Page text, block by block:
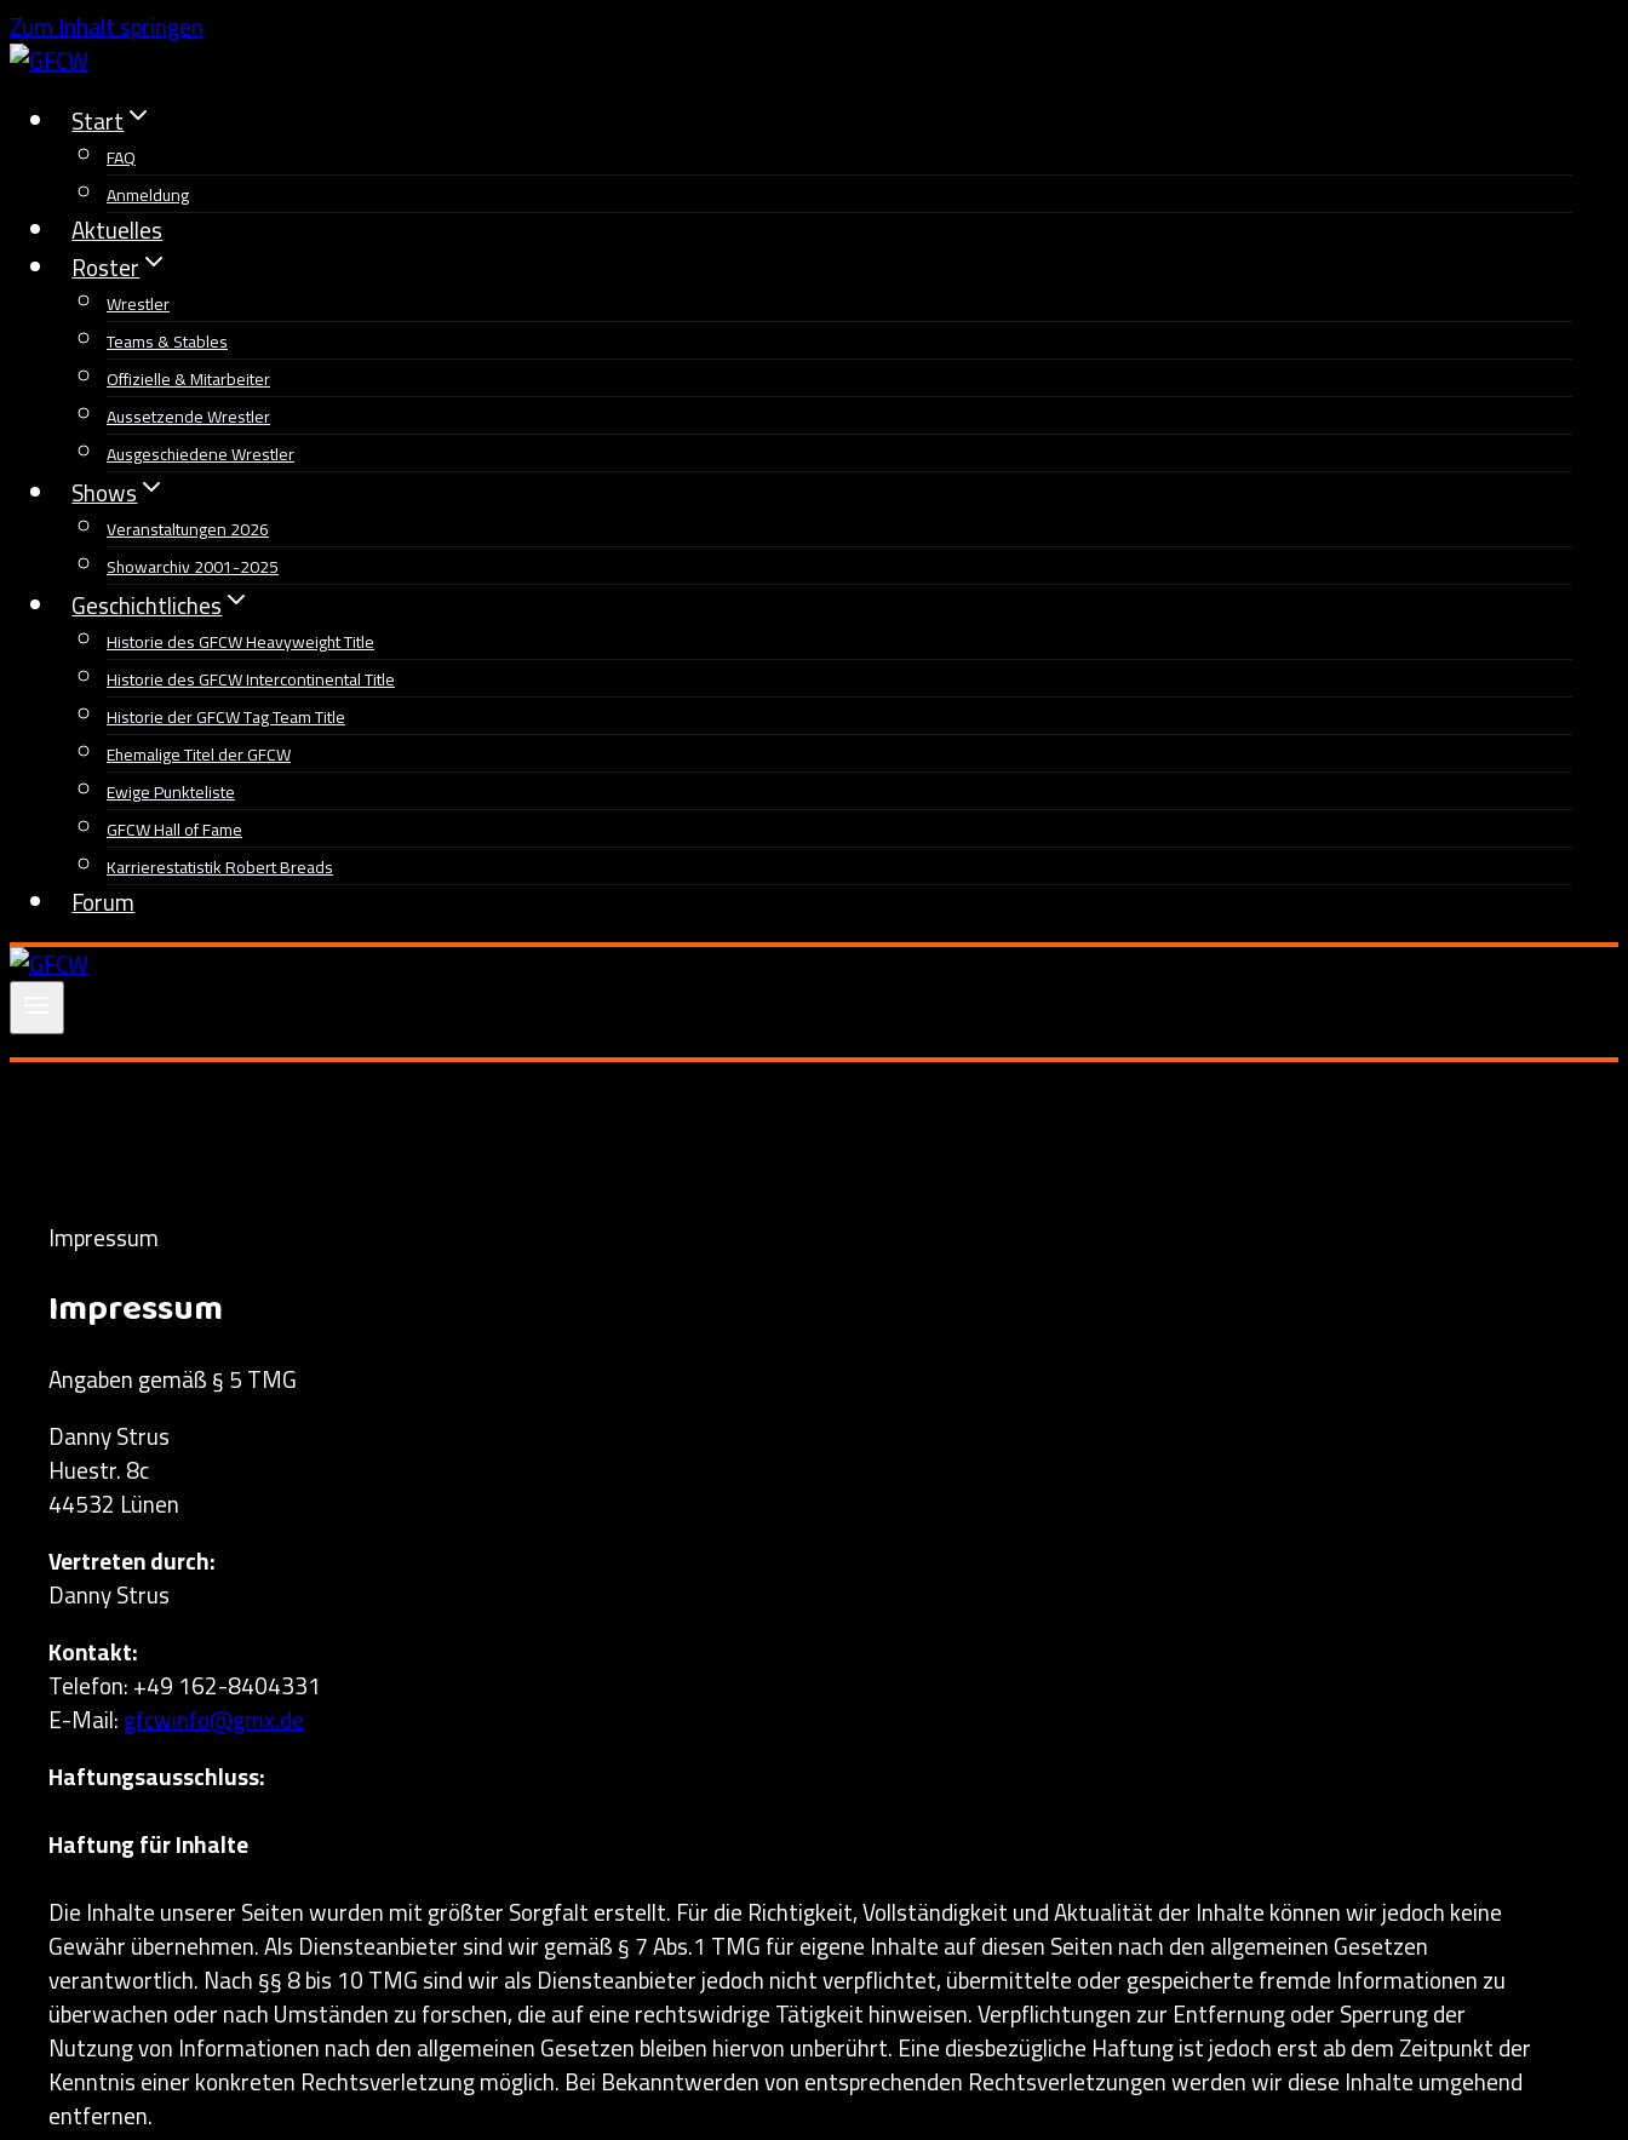
Zum Inhalt springen
Start
FAQ
Anmeldung
Aktuelles
Roster
Wrestler
Teams & Stables
Offizielle & Mitarbeiter
Aussetzende Wrestler
Ausgeschiedene Wrestler
Shows
Veranstaltungen 2026
Showarchiv 2001-2025
Geschichtliches
Historie des GFCW Heavyweight Title
Historie des GFCW Intercontinental Title
Historie der GFCW Tag Team Title
Ehemalige Titel der GFCW
Ewige Punkteliste
GFCW Hall of Fame
Karrierestatistik Robert Breads
Forum
Impressum
Impressum
Angaben gemäß § 5 TMG
Danny Strus
Huestr. 8c
44532 Lünen
Vertreten durch:
Danny Strus
Kontakt:
Telefon: +49 162-8404331
E-Mail:gfcwinfo@gmx.de
Haftungsausschluss:
Haftung für Inhalte
Die Inhalte unserer Seiten wurden mit größter Sorgfalt erstellt. Für die Richtigkeit, Vollständigkeit und Aktualität der Inhalte können wir jedoch keine
Gewähr übernehmen. Als Diensteanbieter sind wir gemäß § 7 Abs.1 TMG für eigene Inhalte auf diesen Seiten nach den allgemeinen Gesetzen
verantwortlich. Nach §§ 8 bis 10 TMG sind wir als Diensteanbieter jedoch nicht verpflichtet, übermittelte oder gespeicherte fremde Informationen zu
überwachen oder nach Umständen zu forschen, die auf eine rechtswidrige Tätigkeit hinweisen. Verpflichtungen zur Entfernung oder Sperrung der
Nutzung von Informationen nach den allgemeinen Gesetzen bleiben hiervon unberührt. Eine diesbezügliche Haftung ist jedoch erst ab dem Zeitpunkt der
Kenntnis einer konkreten Rechtsverletzung möglich. Bei Bekanntwerden von entsprechenden Rechtsverletzungen werden wir diese Inhalte umgehend
entfernen.